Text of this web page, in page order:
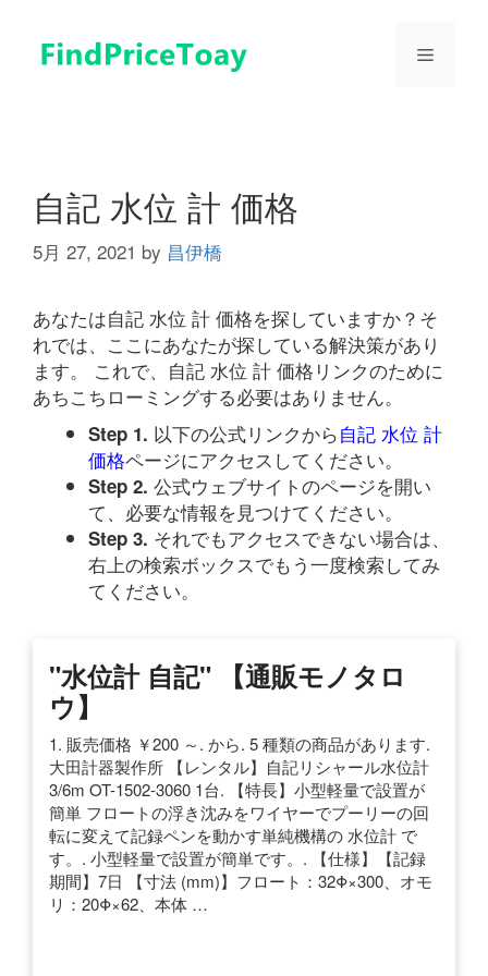
メ
自記 水位 計 価格
5月 27, 2021 by 昌伊橋
あなたは自記 水位 計 価格を探していますか？そ
れでは、ここにあなたが探している解決策があり
ます。 これで、自記 水位 計 価格リンクのために
あちこちローミングする必要はありません。
Step 1. 以下の公式リンクから自記 水位 計
価格ページにアクセスしてください。
Step 2. 公式ウェブサイトのページを開い
て、必要な情報を見つけてください。
Step 3. それでもアクセスできない場合は、
右上の検索ボックスでもう一度検索してみ
てください。
"水位計 自記" 【通販モノタロ
ウ】
1. 販売価格 ￥200 ～. から. 5 種類の商品があります.
大田計器製作所 【レンタル】自記リシャール水位計
3/6m OT-1502-3060 1台. 【特長】小型軽量で設置が
簡単 フロートの浮き沈みをワイヤーでプーリーの回
転に変えて記録ペンを動かす単純機構の 水位計 で
す。. 小型軽量で設置が簡単です。. 【仕様】【記録
期間】7日 【寸法 (mm)】フロート：32Φ×300、オモ
リ：20Φ×62、本体 …